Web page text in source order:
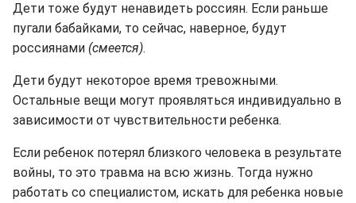
Дети тоже будут ненавидеть россиян. Если раньше
пугали бабайками, то сейчас, наверное, будут
россиянами (смеется).
Дети будут некоторое время тревожными.
Остальные вещи могут проявляться индивидуально в
зависимости от чувствительности ребенка.
Если ребенок потерял близкого человека в результате
войны, то это травма на всю жизнь. Тогда нужно
работать со специалистом, искать для ребенка новые